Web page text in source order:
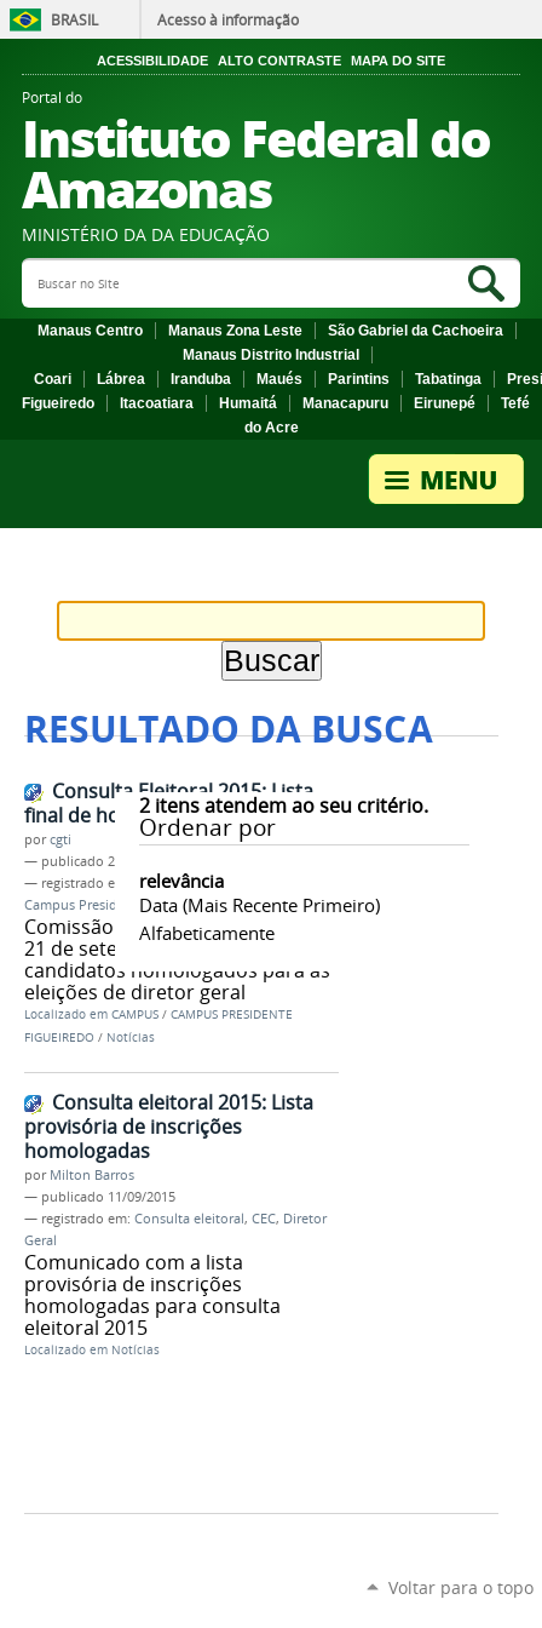
BRASIL Acesso à informação
ACESSIBILIDADE ALTO CONTRASTE MAPA DO SITE
Portal do
Instituto Federal do
Amazonas
MINISTÉRIO DA DA EDUCAÇÃO
Search Site
Manaus Centro Manaus Zona Leste
São Gabriel da Cachoeira
Manaus Distrito Industrial
Coari
Lábrea Iranduba Maués Parintins Tabatinga
Figueiredo
Itacoatiara Humaitá Manacapuru Eirunepé
Tefé
do Acre
RESULTADO DA BUSCA
2itens atendem ao seu critério.
Ordenar por
relevância
Data (mais Recente Primeiro)
Alfabeticamente
Consulta Eleitoral 2015: Lista
final de homologados
porcgti
— publicado 21/09/2015
— registrado em:
Consulta eleitoral
Campus Presidente Figueiredo,homologação
Comissão eleitoral divulgou hoje,
21 de setembro, relação dos
candidatos homologados para as
eleições de diretor geral
Localizado em CAMPUS / CAMPUS PRESIDENTE
FIGUEIREDO / Notícias
Consulta eleitoral 2015: Lista
provisória de inscrições
homologadas
por Milton Barros
— publicado 11/09/2015
— registrado em: Consulta eleitoral, CEC, Diretor
Geral
Comunicado com a lista
provisória de inscrições
homologadas para consulta
eleitoral 2015
Localizado em Notícias
Voltar para o topo